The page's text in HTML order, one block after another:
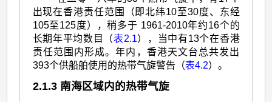
出现在香港责任范围（即北纬10至30度、东经
105至125度），稍多于 1961-2010年约16个的
长期年平均数目（表2.1），当中有13个在香港
责任范围内形成。年内，香港天文台总共发出
393个供船舶使用的热带气旋警告（表4.2）。
2.1.3 南海区域内的热带气旋